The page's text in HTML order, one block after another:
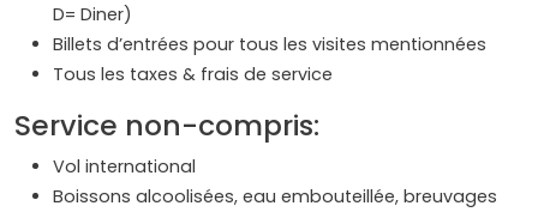
D= Diner)
Billets d’entrées pour tous les visites mentionnées
Tous les taxes & frais de service
Service non-compris:
Vol international
Boissons alcoolisées, eau embouteillée, breuvages